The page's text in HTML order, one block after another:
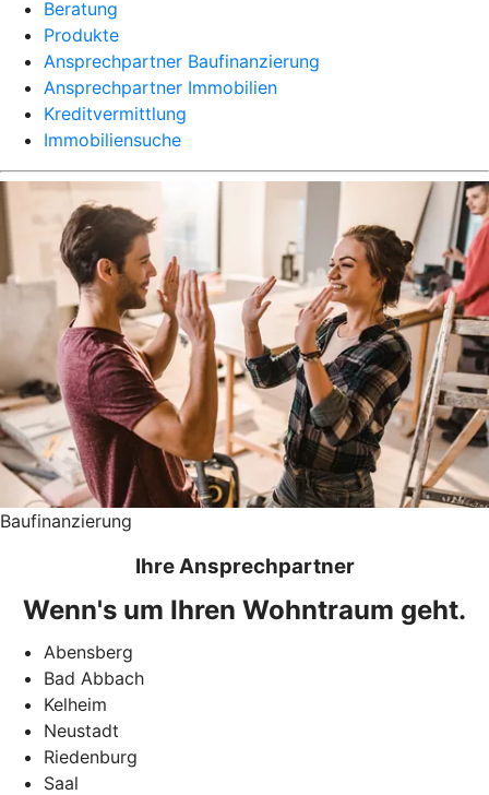
Beratung
Produkte
Ansprechpartner Baufinanzierung
Ansprechpartner Immobilien
Kreditvermittlung
Immobiliensuche
Baufinanzierung
Ihre Ansprechpartner
Wenn's um Ihren Wohntraum geht.
Abensberg
Bad Abbach
Kelheim
Neustadt
Riedenburg
Saal